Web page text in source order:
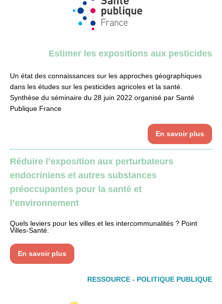
Estimer les expositions aux pesticides
Un état des connaissances sur les approches géographiques
dans les études sur les pesticides agricoles et la santé.
Synthèse du séminaire du 28 juin 2022 organisé par Santé
Publique France
En savoir plus
Réduire l’exposition aux perturbateurs
endocriniens et autres substances
préoccupantes pour la santé et
l’environnement
Quels leviers pour les villes et les intercommunalités ? Point
Villes-Santé.
En savoir plus
RESSOURCE - POLITIQUE PUBLIQUE